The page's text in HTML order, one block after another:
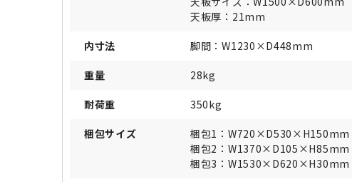
天板厚：21mm
内寸法 脚間：W1230×D448mm
重量 28kg
耐荷重 350kg
梱包サイズ
梱包1：W720×D530×H150mm
梱包2：W1370×D105×H85mm
梱包3：W1530×D620×H30mm